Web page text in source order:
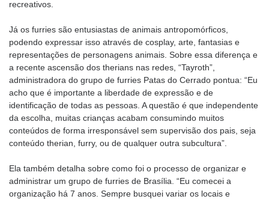
recreativos.
Já os furries são entusiastas de animais antropomórficos,
podendo expressar isso através de cosplay, arte, fantasias e
representações de personagens animais. Sobre essa diferença e
a recente ascensão dos therians nas redes, “Tayroth”,
administradora do grupo de furries Patas do Cerrado pontua: “Eu
acho que é importante a liberdade de expressão e de
identificação de todas as pessoas. A questão é que independente
da escolha, muitas crianças acabam consumindo muitos
conteúdos de forma irresponsável sem supervisão dos pais, seja
conteúdo therian, furry, ou de qualquer outra subcultura”.
Ela também detalha sobre como foi o processo de organizar e
administrar um grupo de furries de Brasília. “Eu comecei a
organização há 7 anos. Sempre busquei variar os locais e